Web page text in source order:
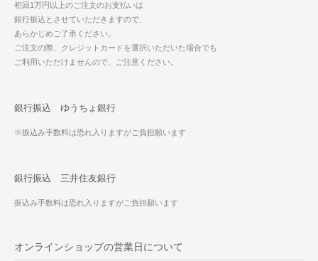
初回1万円以上のご注文のお支払いは
銀行振込とさせていただきますので、
あらかじめご了承ください。
ご注文の際、クレジットカードを選択いただいた場合でも
ご利用いただけませんので、ご注意ください。
銀行振込 ゆうちょ銀行
※振込み手数料は恐れ入りますがご負担願います
銀行振込 三井住友銀行
振込み手数料は恐れ入りますがご負担願います
オンラインショップの営業日について